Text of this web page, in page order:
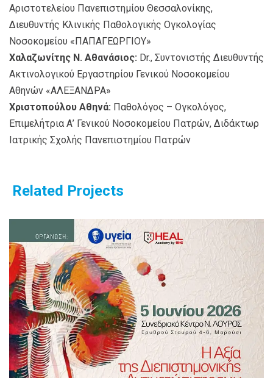
Αριστοτελείου Πανεπιστημίου Θεσσαλονίκης,
Διευθυντής Κλινικής Παθολογικής Ογκολογίας
Νοσοκομείου «ΠΑΠΑΓΕΩΡΓΙΟΥ»
Χαλαζωνίτης Ν. Αθανάσιος: Dr., Συντονιστής Διευθυντής
Ακτινολογικού Εργαστηρίου Γενικού Νοσοκομείου
Αθηνών «ΑΛΕΞΑΝΔΡΑ»
Χριστοπούλου Αθηνά: Παθολόγος – Ογκολόγος,
Επιμελήτρια Α’ Γενικού Νοσοκομείου Πατρών, Διδάκτωρ
Ιατρικής Σχολής Πανεπιστημίου Πατρών
Related Projects